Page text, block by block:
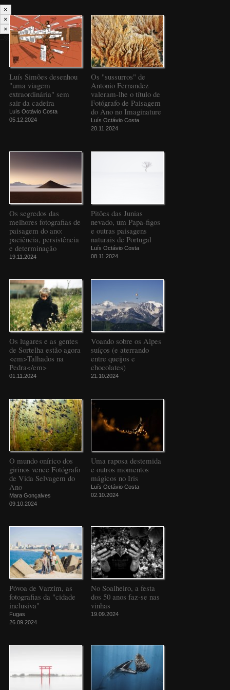
Luís Simões desenhou
"uma viagem
extraordinária" sem
sair da cadeira
Luís Octávio Costa
05.12.2024
Os "sussurros" de
Antonio Fernandez
valeram-lhe o título de
Fotógrafo de Paisagem
do Ano no Imaginature
Luís Octávio Costa
20.11.2024
Os segredos das
melhores fotografias de
paisagem do ano:
paciência, persistência
e determinação
19.11.2024
Pitões das Junias
nevado, um Papa-figos
e outras paisagens
naturais de Portugal
Luís Octávio Costa
08.11.2024
Os lugares e as gentes
de Sortelha estão agora
<em>Talhados na
Pedra</em>
01.11.2024
Voando sobre os Alpes
suíços (e aterrando
entre queijos e
chocolates)
21.10.2024
O mundo onírico dos
girinos vence Fotógrafo
de Vida Selvagem do
Ano
Mara Gonçalves
09.10.2024
Uma raposa destemida
e outros momentos
mágicos no Iris
Luís Octávio Costa
02.10.2024
Póvoa de Varzim, as
fotografias da "cidade
inclusiva"
Fugas
26.09.2024
No Soalheiro, a festa
dos 50 anos faz-se nas
vinhas
19.09.2024
×
×
×
--%>